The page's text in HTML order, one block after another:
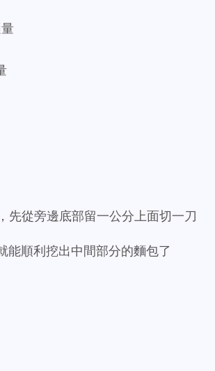
先從旁邊底部留一公分上面切一刀
能順利挖出中間部分的麵包了